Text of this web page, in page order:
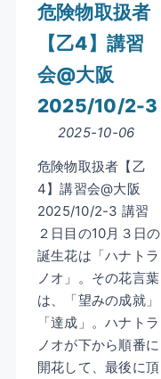
危険物取扱者
【乙4】講習
会@大阪
2025/10/2-3
2025-10-06
危険物取扱者【乙
4】講習会@大阪
2025/10/2-3 講習
２日目の10月３日の
誕生花は「ハナトラ
ノオ」。その花言葉
は、「望みの成就」
「達成」。ハナトラ
ノオが下から順番に
開花して、最後に頂